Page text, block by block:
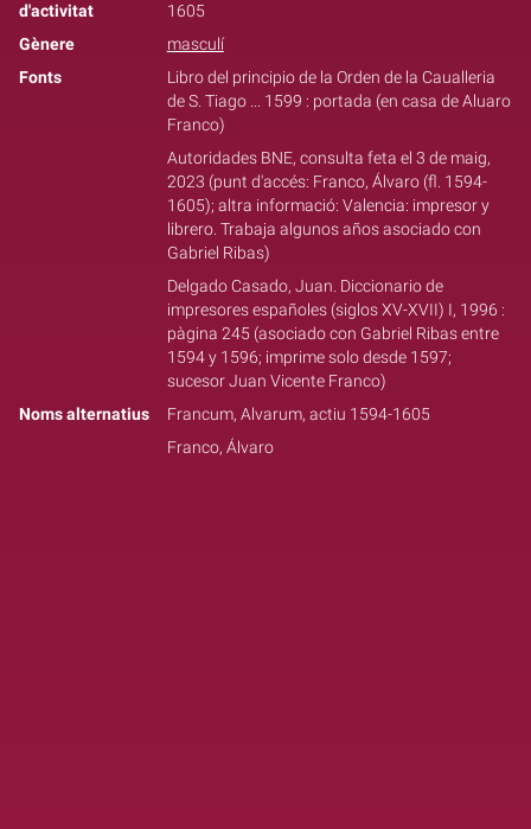
d'activitat
1605
Gènere
masculí
Fonts
Libro del principio de la Orden de la Caualleria
de S. Tiago ... 1599 : portada (en casa de Aluaro
Franco)
Autoridades BNE, consulta feta el 3 de maig,
2023 (punt d'accés: Franco, Álvaro (fl. 1594-
1605); altra informació: Valencia: impresor y
librero. Trabaja algunos años asociado con
Gabriel Ribas)
Delgado Casado, Juan. Diccionario de
impresores españoles (siglos XV-XVII) I, 1996 :
pàgina 245 (asociado con Gabriel Ribas entre
1594 y 1596; imprime solo desde 1597;
sucesor Juan Vicente Franco)
Noms alternatius
Francum, Alvarum, actiu 1594-1605
Franco, Álvaro